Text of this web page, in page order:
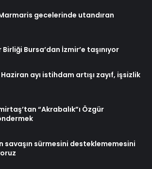
gecelerinde utandıran
Birliği Bursa’dan İzmir’e taşınıyor
ayı istihdam artışı zayıf, işsizlik
“Akrabalık”ı Özgür
savaşın sürmesini desteklememesini